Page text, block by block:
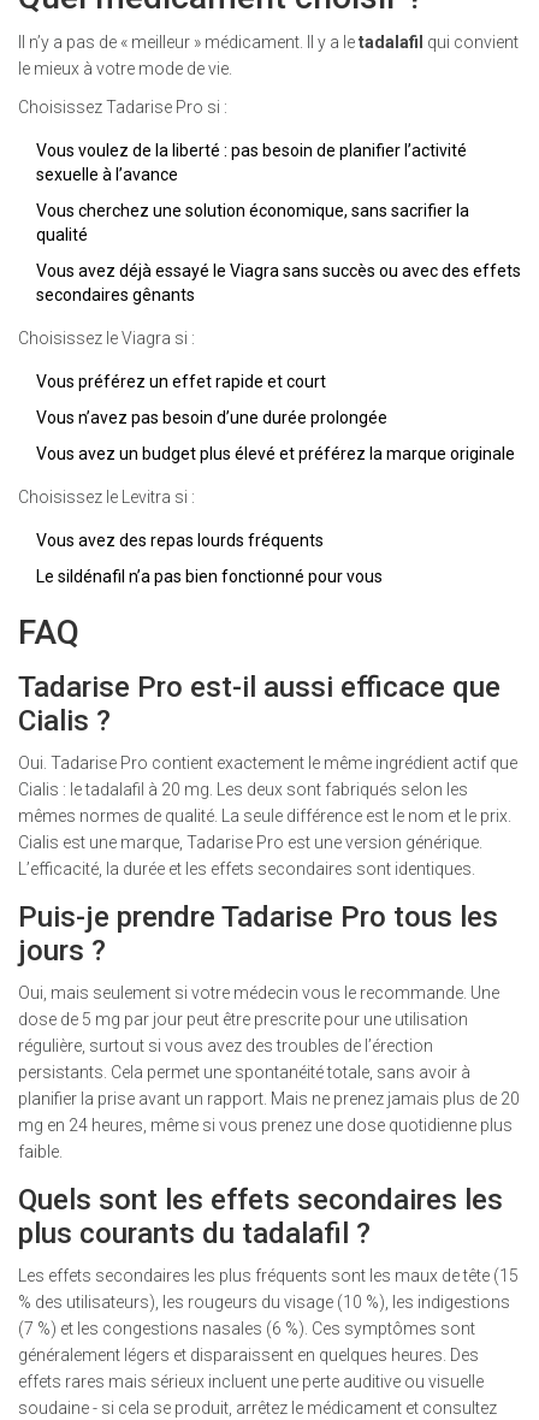
Il n’y a pas de « meilleur » médicament. Il y a letadalafil qui convient
le mieux à votre mode de vie.
Choisissez Tadarise Pro si :
Vous voulez de la liberté : pas besoin de planifier l’activité
sexuelle à l’avance
Vous cherchez une solution économique, sans sacrifier la
qualité
Vous avez déjà essayé le Viagra sans succès ou avec des effets
secondaires gênants
Choisissez le Viagra si :
Vous préférez un effet rapide et court
Vous n’avez pas besoin d’une durée prolongée
Vous avez un budget plus élevé et préférez la marque originale
Choisissez le Levitra si :
Vous avez des repas lourds fréquents
Le sildénafil n’a pas bien fonctionné pour vous
FAQ
Tadarise Pro est-il aussi efficace que
Cialis ?
Oui. Tadarise Pro contient exactement le même ingrédient actif que
Cialis : le tadalafil à 20 mg. Les deux sont fabriqués selon les
mêmes normes de qualité. La seule différence est le nom et le prix.
Cialis est une marque, Tadarise Pro est une version générique.
L’efficacité, la durée et les effets secondaires sont identiques.
Puis-je prendre Tadarise Pro tous les
jours ?
Oui, mais seulement si votre médecin vous le recommande. Une
dose de 5 mg par jour peut être prescrite pour une utilisation
régulière, surtout si vous avez des troubles de l’érection
persistants. Cela permet une spontanéité totale, sans avoir à
planifier la prise avant un rapport. Mais ne prenez jamais plus de 20
mg en 24 heures, même si vous prenez une dose quotidienne plus
faible.
Quels sont les effets secondaires les
plus courants du tadalafil ?
Les effets secondaires les plus fréquents sont les maux de tête (15
% des utilisateurs), les rougeurs du visage (10 %), les indigestions
(7 %) et les congestions nasales (6 %). Ces symptômes sont
généralement légers et disparaissent en quelques heures. Des
effets rares mais sérieux incluent une perte auditive ou visuelle
soudaine - si cela se produit, arrêtez le médicament et consultez